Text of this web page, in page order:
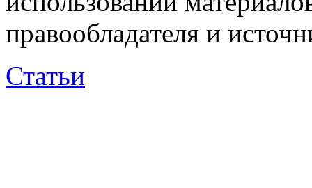
правообладателя и
Статьи